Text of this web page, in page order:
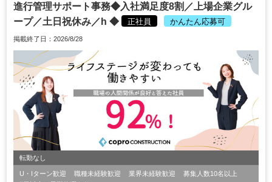
進行管理サポート事務◆入社満足度8割／上場企業グル
ープ／土日祝休み／h ◆
正社員 かんたん応募可
掲載終了日：2026/8/28
転勤なし
U・Iターン歓迎 職種未経験歓迎 業界未経験歓迎
募集人数10名以上